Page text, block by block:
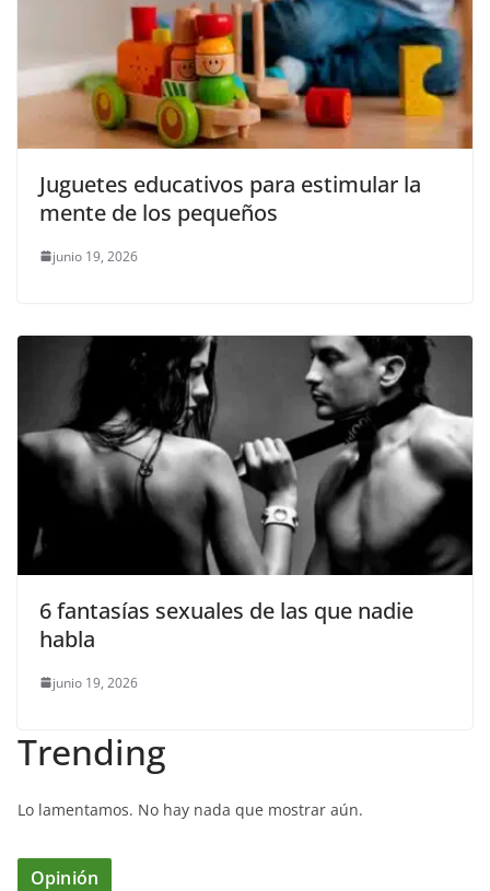
Juguetes educativos para estimular la
mente de los pequeños
junio 19, 2026
6 fantasías sexuales de las que nadie
habla
junio 19, 2026
Trending
Lo lamentamos. No hay nada que mostrar aún.
Opinión